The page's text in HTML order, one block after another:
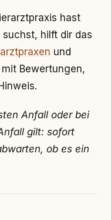
hast
suchst, hilft dir das
und
Bewertungen,
Anfall oder bei
gilt: sofort
ob es ein